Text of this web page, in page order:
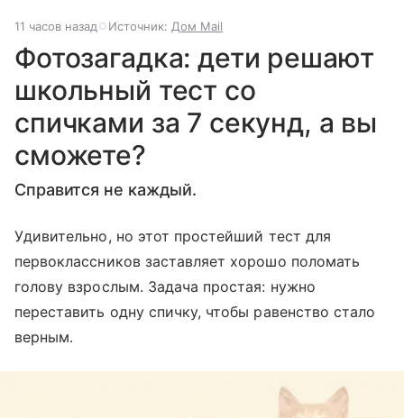
11 часов назад Источник: Дом Mail
Фотозагадка: дети решают
школьный тест со
спичками за 7 секунд, а вы
сможете?
Справится не каждый.
Удивительно, но этот простейший тест для
первоклассников заставляет хорошо поломать
голову взрослым. Задача простая: нужно
переставить одну спичку, чтобы равенство стало
верным.